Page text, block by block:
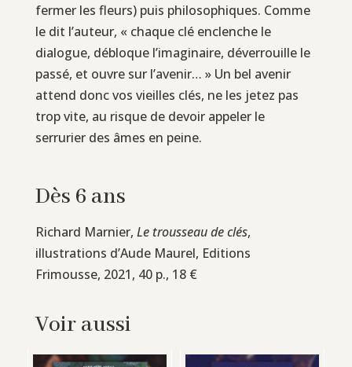
fermer les fleurs) puis philosophiques. Comme
le dit l’auteur, « chaque clé enclenche le
dialogue, débloque l’imaginaire, déverrouille le
passé, et ouvre sur l’avenir… » Un bel avenir
attend donc vos vieilles clés, ne les jetez pas
trop vite, au risque de devoir appeler le
serrurier des âmes en peine.
Dès 6 ans
Richard Marnier, Le trousseau de clés,
illustrations d’Aude Maurel, Editions
Frimousse, 2021, 40 p., 18 €
Voir aussi